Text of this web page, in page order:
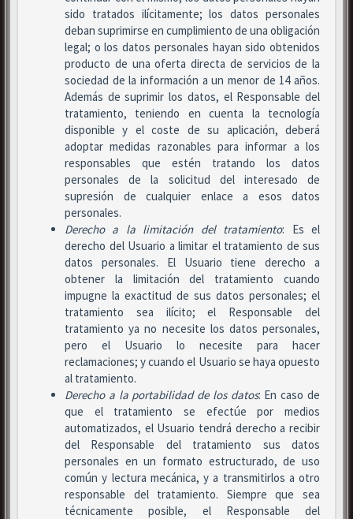
sido tratados ilícitamente; los datos personales
deban suprimirse en cumplimiento de una obligación
legal; o los datos personales hayan sido obtenidos
producto de una oferta directa de servicios de la
sociedad de la información a un menor de 14 años.
Además de suprimir los datos, el Responsable del
tratamiento, teniendo en cuenta la tecnología
disponible y el coste de su aplicación, deberá
adoptar medidas razonables para informar a los
responsables que estén tratando los datos
personales de la solicitud del interesado de
supresión de cualquier enlace a esos datos
personales.
Derecho a la limitación del tratamiento: Es el
derecho del Usuario a limitar el tratamiento de sus
datos personales. El Usuario tiene derecho a
obtener la limitación del tratamiento cuando
impugne la exactitud de sus datos personales; el
tratamiento sea ilícito; el Responsable del
tratamiento ya no necesite los datos personales,
pero el Usuario lo necesite para hacer
reclamaciones; y cuando el Usuario se haya opuesto
al tratamiento.
Derecho a la portabilidad de los datos: En caso de
que el tratamiento se efectúe por medios
automatizados, el Usuario tendrá derecho a recibir
del Responsable del tratamiento sus datos
personales en un formato estructurado, de uso
común y lectura mecánica, y a transmitirlos a otro
responsable del tratamiento. Siempre que sea
técnicamente posible, el Responsable del